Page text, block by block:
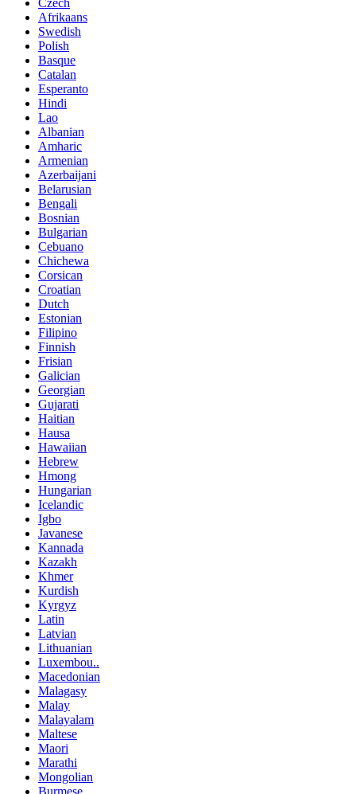
Afrikaans
Swedish
Polish
Basque
Catalan
Esperanto
Hindi
Lao
Albanian
Amharic
Armenian
Azerbaijani
Belarusian
Bengali
Bosnian
Bulgarian
Cebuano
Chichewa
Corsican
Croatian
Dutch
Estonian
Filipino
Finnish
Frisian
Galician
Georgian
Gujarati
Haitian
Hausa
Hawaiian
Hebrew
Hmong
Hungarian
Icelandic
Igbo
Javanese
Kannada
Kazakh
Khmer
Kurdish
Kyrgyz
Latin
Latvian
Lithuanian
Luxembou..
Macedonian
Malagasy
Malay
Malayalam
Maltese
Maori
Marathi
Mongolian
Burmese